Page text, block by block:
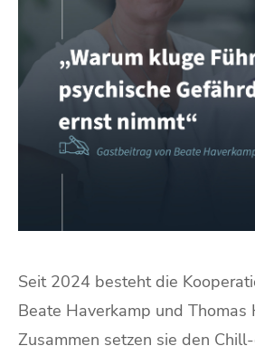
Seit 2024 besteht die
Beate Haverkamp und Thomas
Zusammen setzen sie den